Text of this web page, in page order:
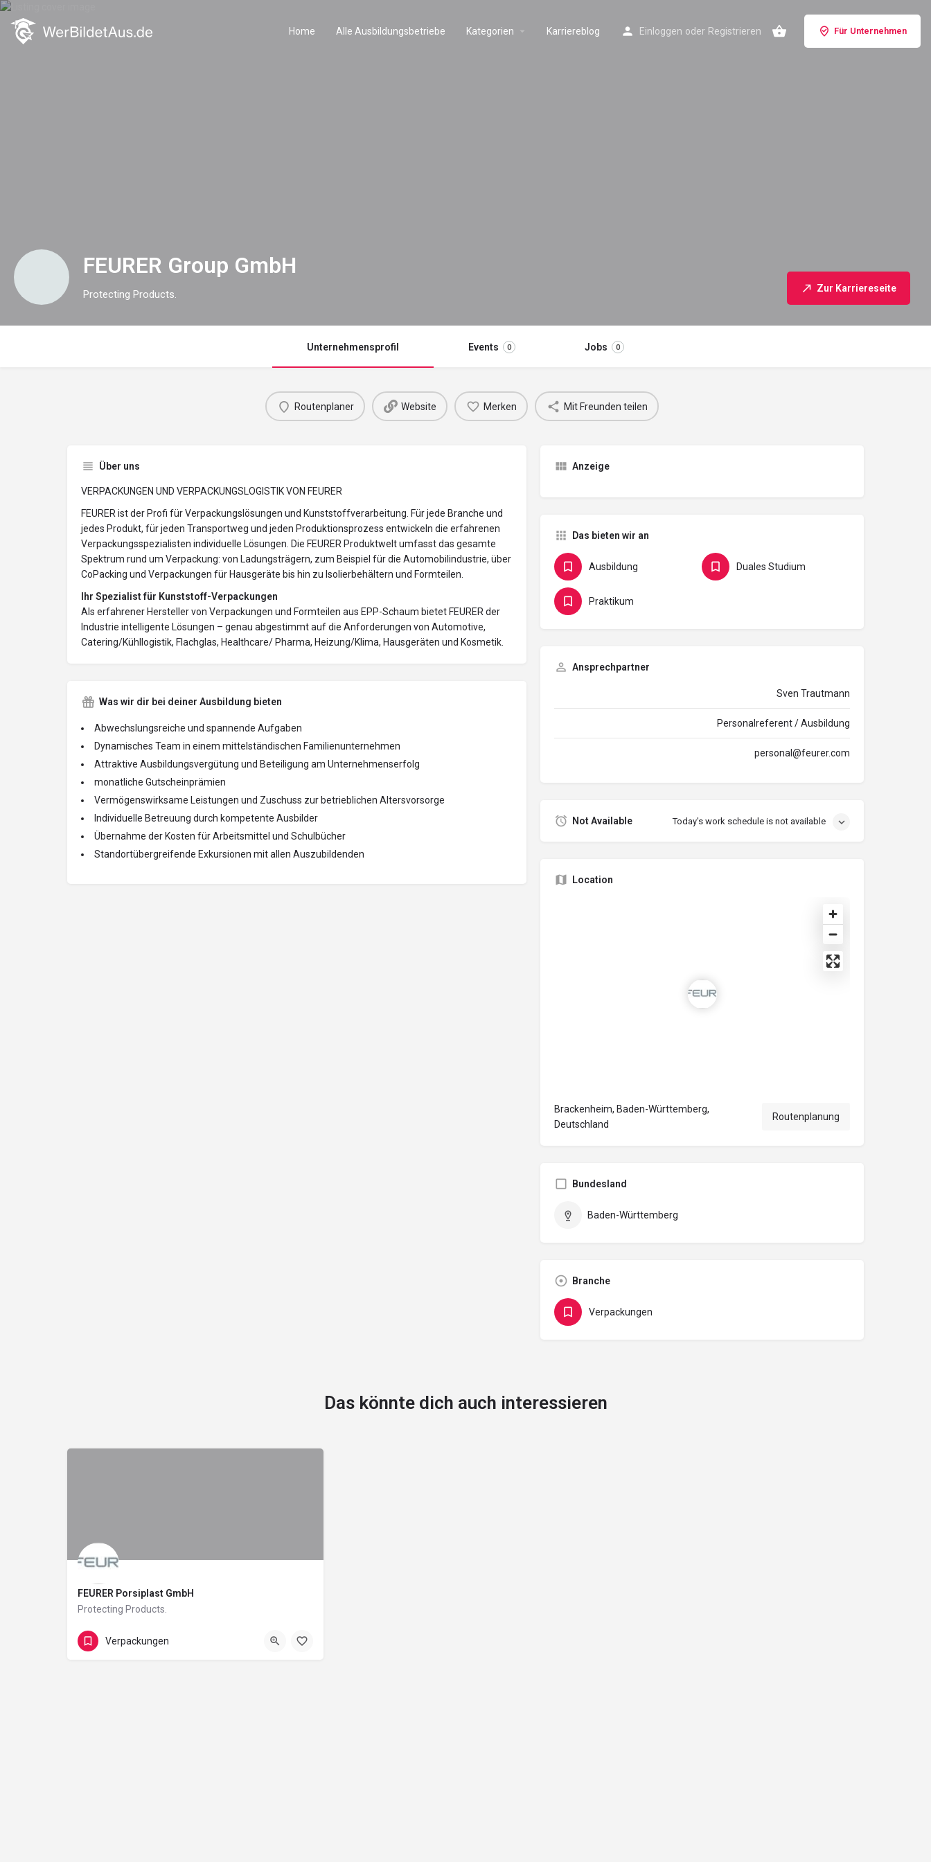
Home Alle Ausbildungsbetriebe Kategorien Karriereblog Einloggen oder Registrieren Für Unternehmen
FEURER Group GmbH
Protecting Products. Zur Karriereseite
Unternehmensprofil Events 0 Jobs 0
Routenplaner Website Merken Mit Freunden teilen
Über uns
VERPACKUNGEN UND VERPACKUNGSLOGISTIK VON FEURER
FEURER ist der Profi für Verpackungslösungen und Kunststoffverarbeitung. Für jede Branche und
jedes Produkt, für jeden Transportweg und jeden Produktionsprozess entwickeln die erfahrenen
Verpackungsspezialisten individuelle Lösungen. Die FEURER Produktwelt umfasst das gesamte
Spektrum rund um Verpackung: von Ladungsträgern, zum Beispiel für die Automobilindustrie, über
CoPacking und Verpackungen für Hausgeräte bis hin zu Isolierbehältern und Formteilen.
Ihr Spezialist für Kunststoff-Verpackungen
Als erfahrener Hersteller von Verpackungen und Formteilen aus EPP-Schaum bietet FEURER der
Industrie intelligente Lösungen – genau abgestimmt auf die Anforderungen von Automotive,
Catering/Kühllogistik, Flachglas, Healthcare/ Pharma, Heizung/Klima, Hausgeräten und Kosmetik.
Was wir dir bei deiner Ausbildung bieten
Abwechslungsreiche und spannende Aufgaben
Dynamisches Team in einem mittelständischen Familienunternehmen
Attraktive Ausbildungsvergütung und Beteiligung am Unternehmenserfolg
monatliche Gutscheinprämien
Vermögenswirksame Leistungen und Zuschuss zur betrieblichen Altersvorsorge
Individuelle Betreuung durch kompetente Ausbilder
Übernahme der Kosten für Arbeitsmittel und Schulbücher
Standortübergreifende Exkursionen mit allen Auszubildenden
Anzeige
Das bieten wir an
Ausbildung Duales Studium
Praktikum
Ansprechpartner
Sven Trautmann
Personalreferent / Ausbildung
personal@feurer.com
Not Available Today's work schedule is not available
Location
Brackenheim, Baden-Württemberg,
Deutschland
Routenplanung
Bundesland
Baden-Württemberg
Branche
Verpackungen
Das könnte dich auch interessieren
FEURER Porsiplast GmbH
Protecting Products.
Muggensturm
Verpackungen